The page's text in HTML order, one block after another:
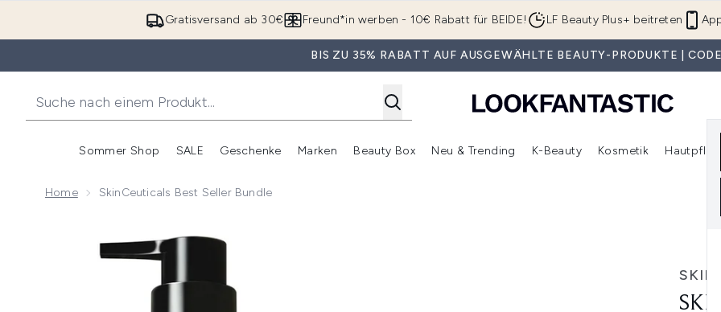
Zum Hauptinhalt springen
Gratisversand ab 30€ Freund*in werben - 10€ Rabatt für BEIDE! LF Beauty Plus+ beitreten
BIS ZU 35% RABATT AUF AUSGEWÄHLTE BEAUTY-PRODUKTE |
Sommer Shop
Untermenü Anmelden (Sommer Shop)
SALE
Untermenü Anmelden (SALE)
Geschenke
Untermenü Anmelden (Geschenke)
Marken
Untermenü Anmelden (Marken)
Beauty Box
Untermenü Anmelden (Beauty Box)
Neu & Trending
Untermenü Anmelden (Neu &
K-Beauty Kosmetik
Home SkinCeuticals Best Seller Bundle
Now showing image 1 SkinCeuticals Best Seller Bundle